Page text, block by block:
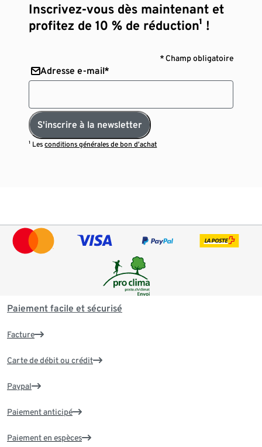
Inscrivez-vous dès maintenant et
profitez de 10 % de réduction¹ !
* Champ obligatoire
Adresse e-mail*
S'inscrire à la newsletter
¹ Lesconditions générales de bon d’achat
Paiement facile et sécurisé
Facture
Carte de débit ou crédit
Paypal
Paiement anticipé
Paiement en espèces